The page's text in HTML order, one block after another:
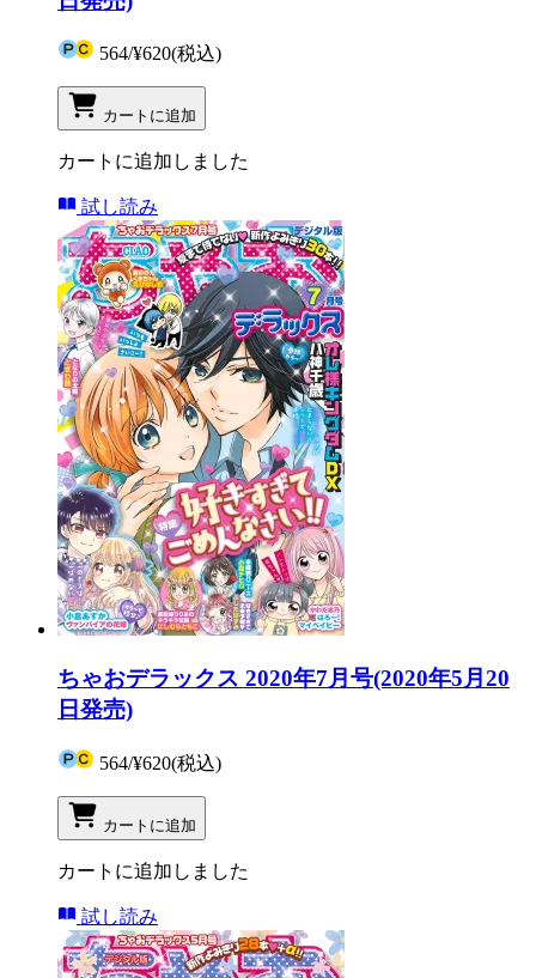
564/¥620(税込)
カートに追加
カートに追加しました
試し読み
ちゃおデラックス 2020年7月号(2020年5月20
日発売)
564/¥620(税込)
カートに追加
カートに追加しました
試し読み